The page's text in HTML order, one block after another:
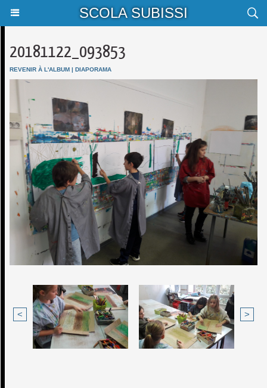
SCOLA SUBISSI
20181122_093853
REVENIR À L'ALBUM | DIAPORAMA
< >